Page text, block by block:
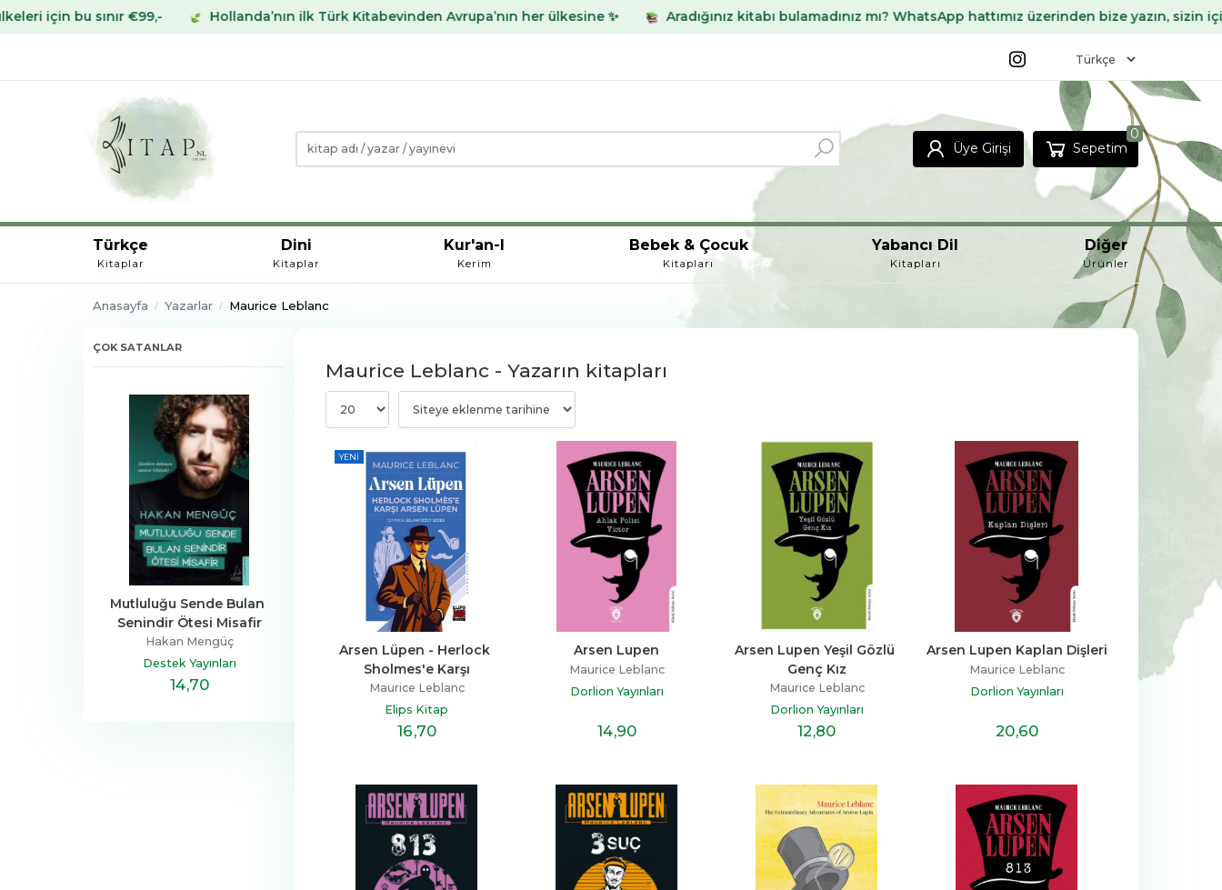
€99,- Hollanda’nın ilk Türk Kitabevinden Avrupa’nın her ülkesine ✨ Aradığınız kitabı bulamadınız mı? WhatsApp hattımız üzerinden bize yazın, sizin için temin edelim
Üye Girişi Sepetim
0
Türkçe
Kitaplar
Dini
Kitaplar
Kur'an-I
Kerim
Bebek & Çocuk
Kitapları
Yabancı Dil
Kitapları
Diğer
Ürünler
Anasayfa Yazarlar Maurice Leblanc
ÇOK SATANLAR
Mutluluğu Sende Bulan
Senindir Ötesi Misafir
Hakan Mengüç
Destek Yayınları
14,70
Henüz Her Şey Bitmedi
Zeus Kabadayı
Hayykitap
20,10
Beni Neden Sevmedin
Destek Yayınları
,60
Senden Bir Tane Daha
İndigo Kitap
,10
Kur’an’ın Anlattığı Tarih:
Timaş Yayınları
23,30
19 ,90
Sen Annen Değilsin
Hatice Kübra Tongar
Aile Yayınları
17,20
Maurice Leblanc - Yazarın kitapları
YENI
Arsen Lüpen - Herlock
Sholmes'e Karşı
Maurice Leblanc
Elips Kitap
16,70
Arsen Lupen
Maurice Leblanc
Dorlion Yayınları
14,90
Arsen Lupen Yeşil Gözlü
Genç Kız
Maurice Leblanc
Dorlion Yayınları
12,80
Arsen Lupen Kaplan Dişleri
Maurice Leblanc
Dorlion Yayınları
20,60